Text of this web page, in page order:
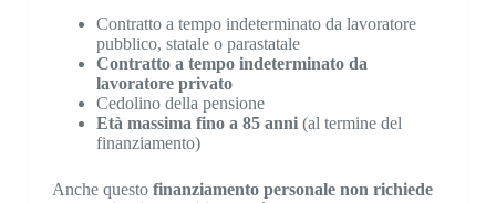
Contratto a tempo indeterminato da lavoratore
pubblico, statale o parastatale
Contratto a tempo indeterminato da
lavoratore privato
Cedolino della pensione
Età massima fino a 85 anni(al termine del
finanziamento)
Anche questo finanziamento personale non richiede